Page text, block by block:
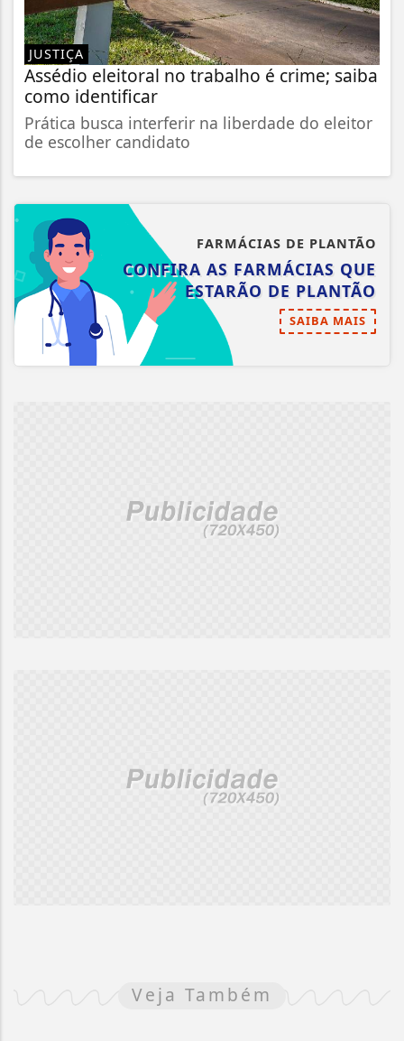
JUSTIÇA
Assédio eleitoral no trabalho é crime; saiba
como identificar
Prática busca interferir na liberdade do eleitor
de escolher candidato
FARMÁCIAS DE PLANTÃO
CONFIRA AS FARMÁCIAS QUE
ESTARÃO DE PLANTÃO
SAIBA MAIS
Veja Também